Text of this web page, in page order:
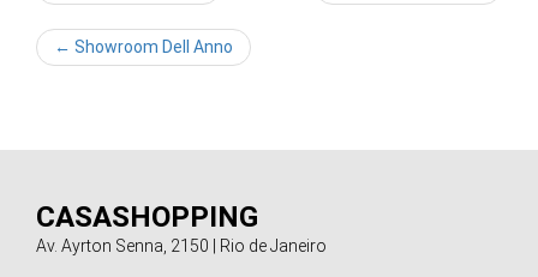
← Showroom Dell Anno
CASASHOPPING
Av. Ayrton Senna, 2150 | Rio de Janeiro